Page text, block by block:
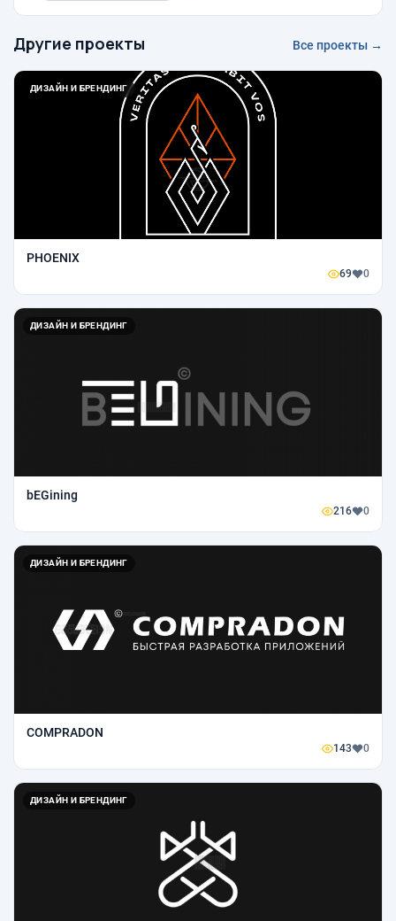
Другие проекты Все проекты →
ДИЗАЙН И БРЕНДИНГ
PHOENIX
69 0
ДИЗАЙН И БРЕНДИНГ
bEGining
216 0
ДИЗАЙН И БРЕНДИНГ
COMPRADON
143 0
ДИЗАЙН И БРЕНДИНГ